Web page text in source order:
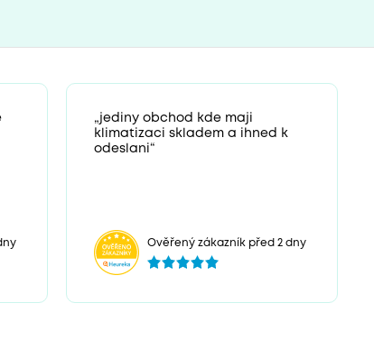
„jediny obchod kde maji
klimatizaci skladem a ihned k
odeslani“
Ověřený zákazník před 2 dny